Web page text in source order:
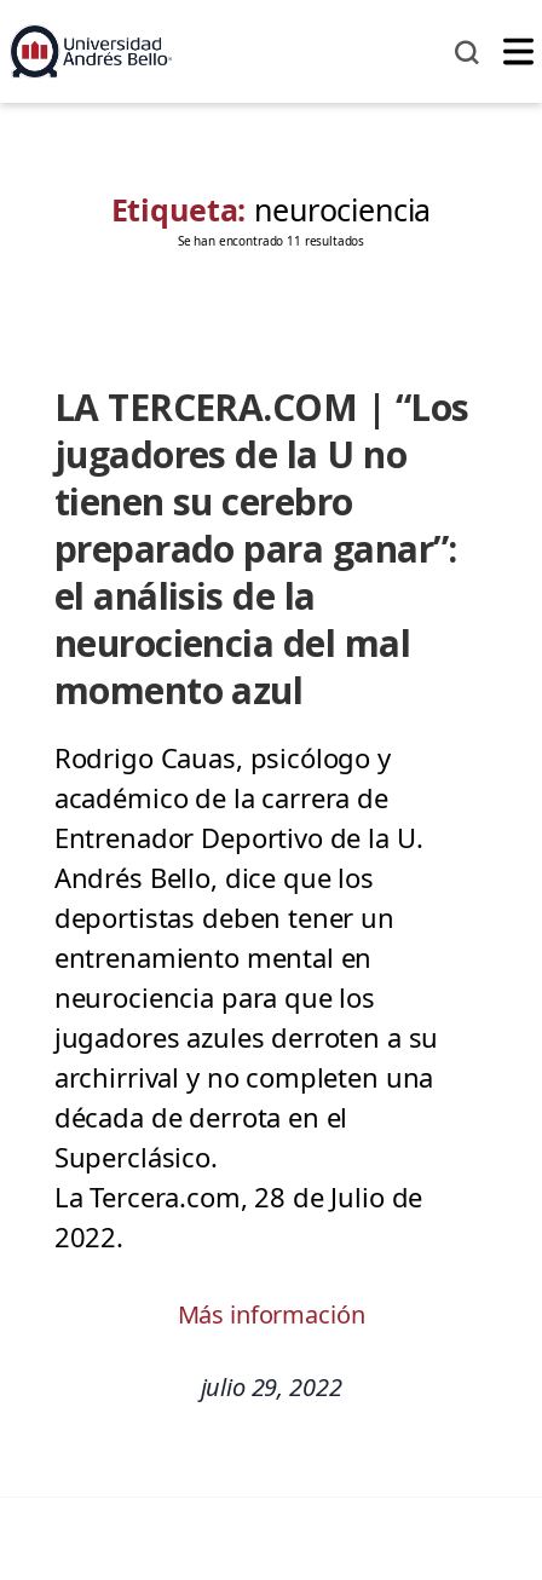
Etiqueta: neurociencia
Se han encontrado 11 resultados
LA TERCERA.COM | “Los
jugadores de la U no
tienen su cerebro
preparado para ganar”:
el análisis de la
neurociencia del mal
momento azul
Rodrigo Cauas, psicólogo y
académico de la carrera de
Entrenador Deportivo de la U.
Andrés Bello, dice que los
deportistas deben tener un
entrenamiento mental en
neurociencia para que los
jugadores azules derroten a su
archirrival y no completen una
década de derrota en el
Superclásico.
La Tercera.com, 28 de Julio de
2022.
Más información
julio 29, 2022